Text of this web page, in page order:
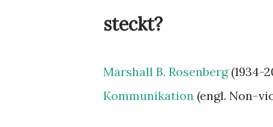
steckt?
Marshall B. Rosenberg(1934-
Kommunikation (engl. Non-